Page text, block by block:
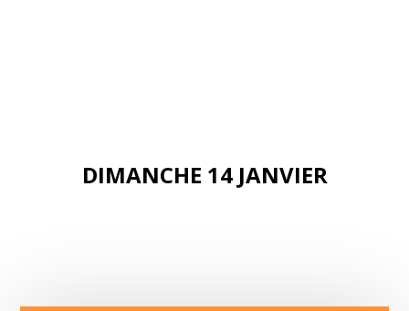
DIMANCHE 14 JANVIER